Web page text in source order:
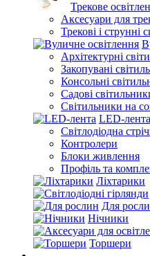
Трекове
Аксесуари для
Трекові і струнні
Архітектурні
Закопувані
Консольні
Садові
Світильники на
LED-лента
Світлодіодна
Контролери
Блоки живлення
Профіль та
Ліхтарики
Для
Нічники
Торшери